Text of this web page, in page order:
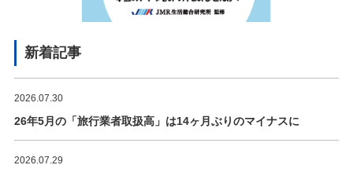
新着記事
2026.07.30
26年5月の「旅行業者取扱高」は14ヶ月ぶりのマイナスに
2026.07.29